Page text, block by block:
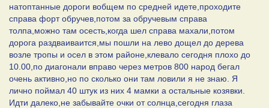
натоптанные дороги вобщем по средней идете,проходите
справа форт обручев,потом за обручевым справа
толпа,можно там осесть,когда шел справа махали,потом
дорога раздваиваится,мы пошли на лево дощел до дерева
возле тропы и осел в этом районе,клевало сегодня плохо до
10.00,по диагонали вправо через метров 800 народ бегал
очень активно,но по сколько они там ловили я не знаю. Я
лично поймал 40 штук из них 4 мамки а остальные козявки.
Идти далеко,не забывайте очки от солнца,сегодня глаза